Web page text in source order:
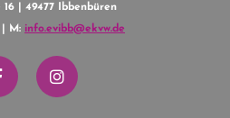
16 | 49477 Ibbenbüren
| M: info.evibb@ekvw.de